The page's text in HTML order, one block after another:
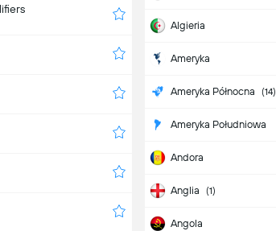
Algieria
Ameryka
Ameryka Północna (14)
Ameryka Południowa
Andora
Anglia (1)
Angola